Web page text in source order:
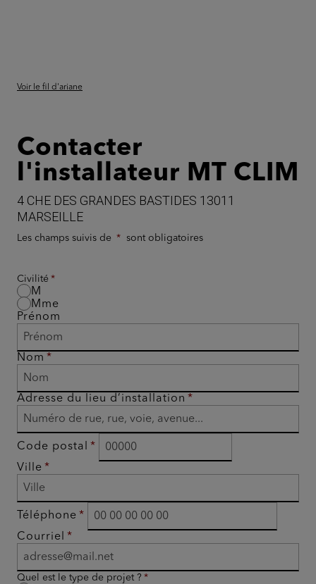
Voir le fil d'ariane
Contacter
l'installateur MT CLIM
4 CHE DES GRANDES BASTIDES 13011
MARSEILLE
Les champs suivis de sont obligatoires
Civilité
M
Mme
Prénom
Nom
Adresse du lieu d’installation
Code postal
Ville
Téléphone
Courriel
Quel est le type de projet ?